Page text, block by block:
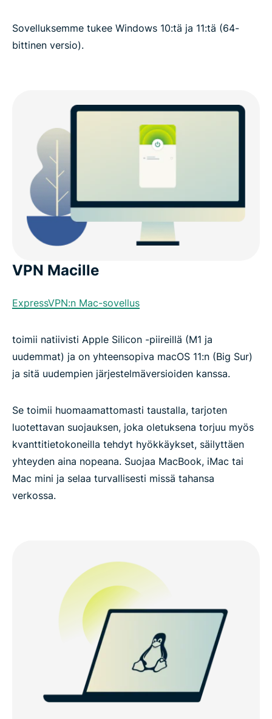
Sovelluksemme tukee Windows 10:tä ja 11:tä (64-
bittinen versio).
VPN Macille
ExpressVPN:n Mac-sovellus
toimii natiivisti Apple Silicon -piireillä (M1 ja
uudemmat) ja on yhteensopiva macOS 11:n (Big Sur)
ja sitä uudempien järjestelmäversioiden kanssa.
Se toimii huomaamattomasti taustalla, tarjoten
luotettavan suojauksen, joka oletuksena torjuu myös
kvanttitietokoneilla tehdyt hyökkäykset, säilyttäen
yhteyden aina nopeana. Suojaa MacBook, iMac tai
Mac mini ja selaa turvallisesti missä tahansa
verkossa.